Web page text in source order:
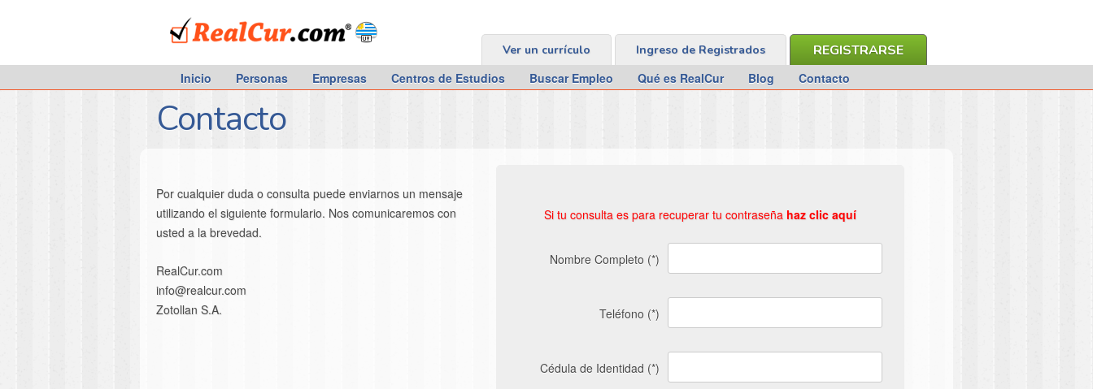
RealCur.com
REGISTRARSE
Ingreso de Registrados
Ver un currículo
Inicio Personas Empresas Centros de Estudios Buscar Empleo Qué es RealCur Blog Contacto
Contacto
Por cualquier duda o consulta puede enviarnos un mensaje
utilizando el siguiente formulario. Nos comunicaremos con
usted a la brevedad.
RealCur.com
info@realcur.com
Zotollan S.A.
Si tu consulta es para recuperar tu contraseña haz clic aquí
Nombre Completo (*)
Teléfono (*)
Cédula de Identidad (*)